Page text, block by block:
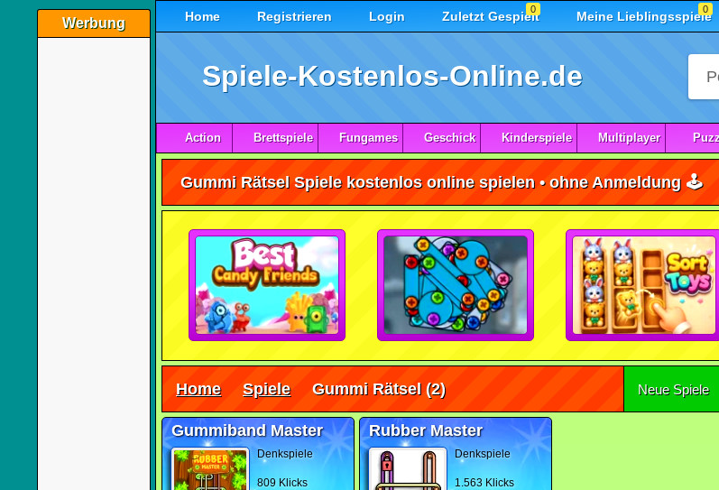
Werbung Home Registrieren Login Zuletzt Gespielt
0 Meine Lieblingsspiele
0
Spiele-Kostenlos-Online.de
Action Brettspiele Fungames Geschick Kinderspiele Multiplayer
Gummi Rätsel Spiele kostenlos online spielen • ohne Anmeldung 🕹️
Home Spiele Gummi Rätsel (2) Neue Spiele
Gummiband Master
Denkspiele
809 Klicks
Rubber Master
Denkspiele
1.563 Klicks